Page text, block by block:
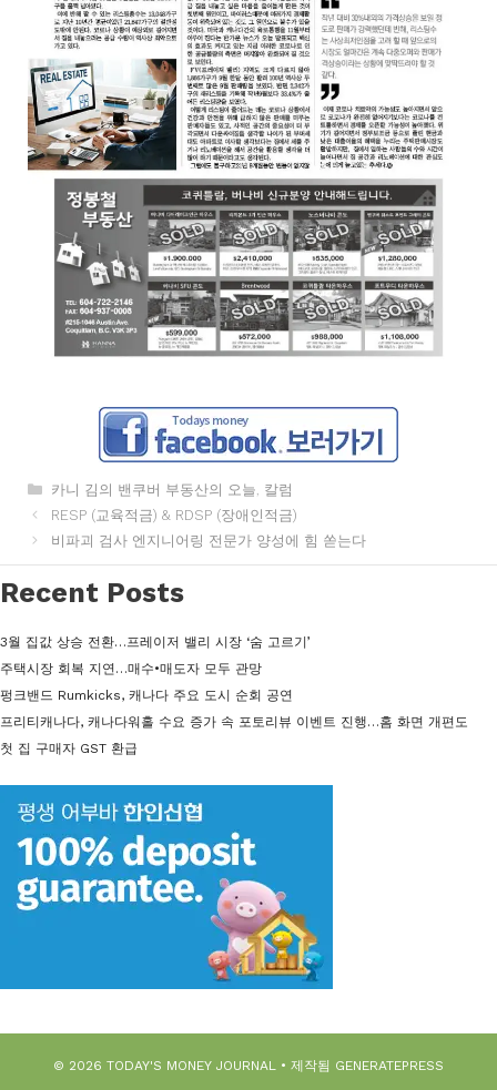
카
테
리
카니 김의 밴쿠버 부동산의 오늘 칼럼
RESP (교육적금) & RDSP (장애인적금)
비파괴 검사 엔지니어링 전문가 양성에 힘 쏟는다
Recent Posts
3월 집값 상승 전환…프레이저 밸리 시장 ‘숨 고르기’
주택시장 회복 지연…매수•매도자 모두 관망
펑크밴드 Rumkicks, 캐나다 주요 도시 순회 공연
프리티캐나다, 캐나다워홀 수요 증가 속 포토리뷰 이벤트 진행…홈 화면 개편도
첫 집 구매자 GST 환급
© 2026 TODAY'S MONEY JOURNAL • 제작됨 GENERATEPRESS